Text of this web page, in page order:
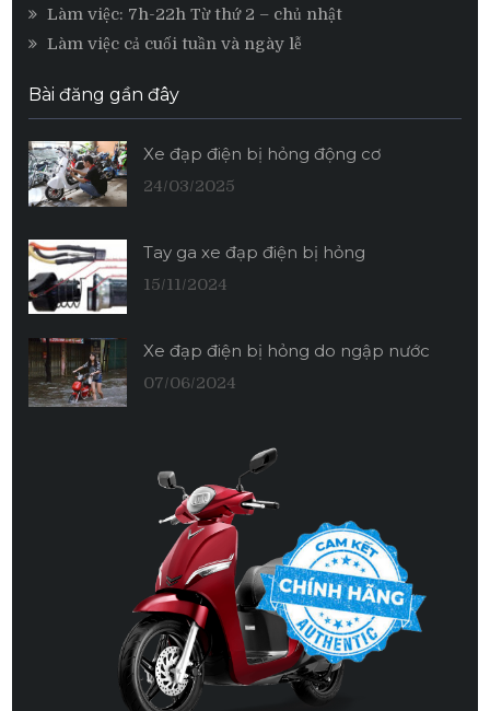
Làm việc: 7h-22h Từ thứ 2 – chủ nhật
Làm việc cả cuối tuần và ngày lễ
Bài đăng gần đây
Xe đạp điện bị hỏng động cơ
24/03/2025
Tay ga xe đạp điện bị hỏng
15/11/2024
Xe đạp điện bị hỏng do ngập nước
07/06/2024